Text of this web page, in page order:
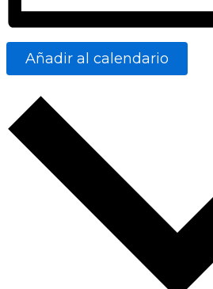
Añadir al calendario